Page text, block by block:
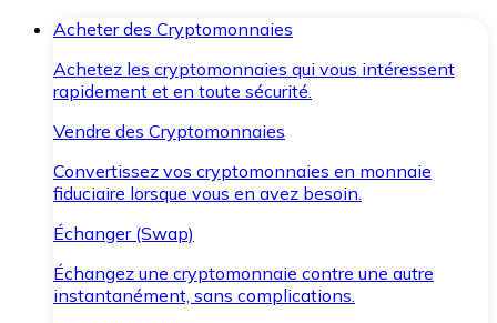
Acheter des Cryptomonnaies
Achetez les cryptomonnaies qui vous intéressent
rapidement et en toute sécurité.
Vendre des Cryptomonnaies
Convertissez vos cryptomonnaies en monnaie
fiduciaire lorsque vous en avez besoin.
Échanger (Swap)
Échangez une cryptomonnaie contre une autre
instantanément, sans complications.